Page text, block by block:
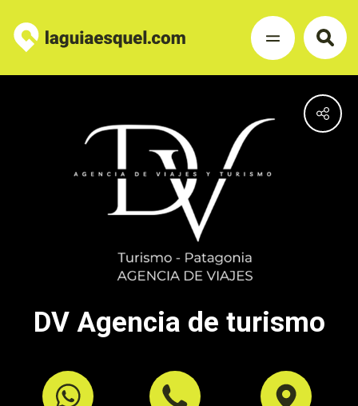
DV Agencia de turismo